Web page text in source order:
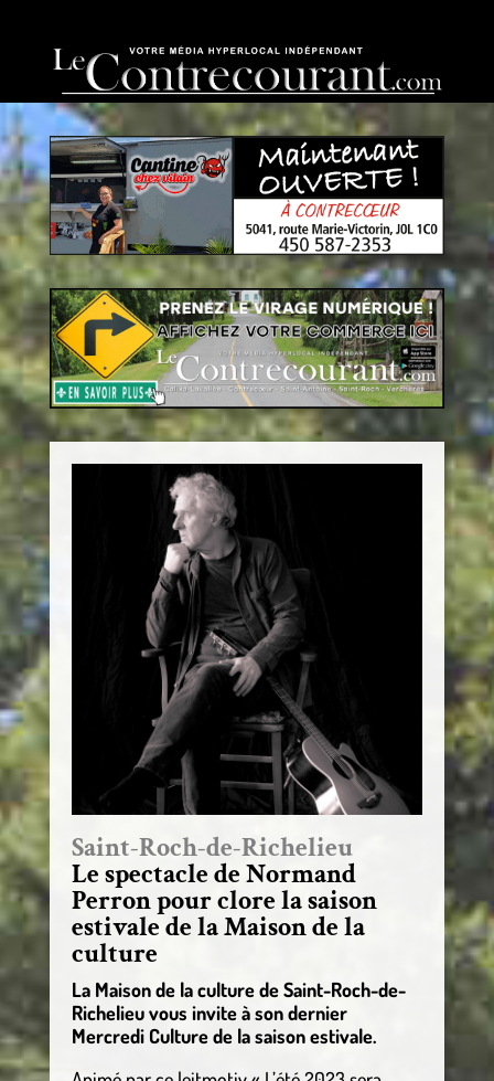
Saint-Roch-de-Richelieu
Le spectacle de Normand
Perron pour clore la saison
estivale de la Maison de la
culture
La Maison de la culture de Saint-Roch-de-
Richelieu vous invite à son dernier
Mercredi Culture de la saison estivale.